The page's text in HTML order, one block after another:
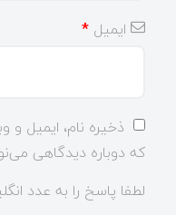
ایمیل *
ذخیره نام، ایمیل و
که دوباره دیدگاهی
لطفا پاسخ را به عدد